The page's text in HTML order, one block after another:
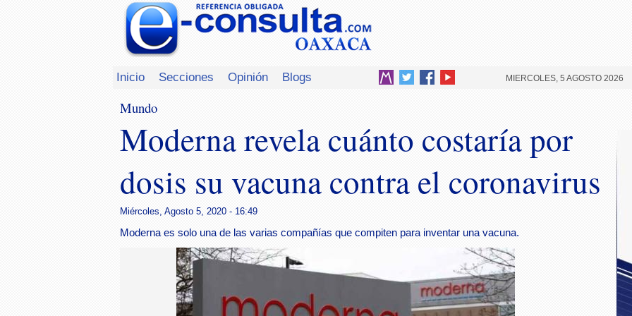
Inicio Secciones Opinión Blogs MIERCOLES, 5 AGOSTO 2026
Mundo
Moderna revela cuánto costaría por
dosis su vacuna contra el coronavirus
Miércoles, Agosto 5, 2020 - 16:49
Moderna es solo una de las varias compañías que compiten para inventar una vacuna.